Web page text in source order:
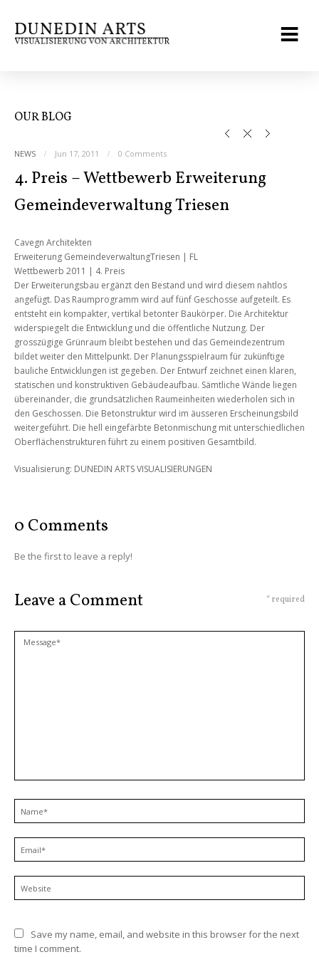
OUR BLOG
NEWS Jun 17, 2011 0 Comments
4. Preis – Wettbewerb Erweiterung
Gemeindeverwaltung Triesen
Cavegn Architekten
Erweiterung GemeindeverwaltungTriesen | FL
Wettbewerb 2011 | 4. Preis
Der Erweiterungsbau ergänzt den Bestand und wird diesem nahtlos
angefügt. Das Raumprogramm wird auf fünf Geschosse aufgeteilt. Es
entsteht ein kompakter, vertikal betonter Baukörper. Die Architektur
widerspiegelt die Entwicklung und die öffentliche Nutzung. Der
grosszügige Grünraum bleibt bestehen und das Gemeindezentrum
bildet weiter den Mittelpunkt. Der Planungsspielraum für zukünftige
bauliche Entwicklungen ist gegeben. Der Entwurf zeichnet einen klaren,
statischen und konstruktiven Gebäudeaufbau. Sämtliche Wände liegen
übereinander, die grundsätzlichen Raumeinheiten wiederholen sich in
den Geschossen. Die Betonstruktur wird im äusseren Erscheinungsbild
weitergeführt. Die hell eingefärbte Betonmischung mit unterschiedlichen
Oberflächenstrukturen führt zu einem positiven Gesamtbild.
Visualisierung: DUNEDIN ARTS VISUALISIERUNGEN
0 Comments
Be the first to leave a reply!
Leave a Comment
Save my name, email, and website in this browser for the next
time I comment.
* required